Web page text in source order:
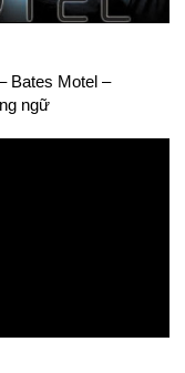
Bates Motel –
ngữ